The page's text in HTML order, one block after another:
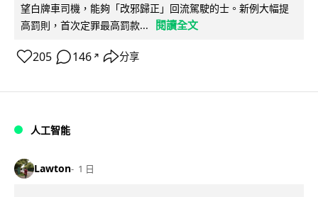
望白牌車司機，能夠「改邪歸正」回流駕駛的士。新例大幅提
高罰則，首次定罪最高罰款...
閱讀全文
205 146 ↗ 分享
人工智能
Lawton 1 日